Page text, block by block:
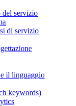
del servizio
di servizio
il linguaggio
keywords)